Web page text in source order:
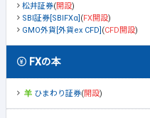
松井証券(開設)
SBI証券[SBIFXα] (FX開設)
GMO外貨[外貨ex CFD] (CFD開設)
FXの本
ひまわり証券(開設)